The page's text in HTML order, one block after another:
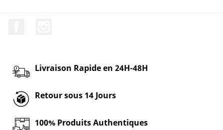
Livraison Rapide en 24H-48H
Retour sous 14 Jours
100% Produits Authentiques